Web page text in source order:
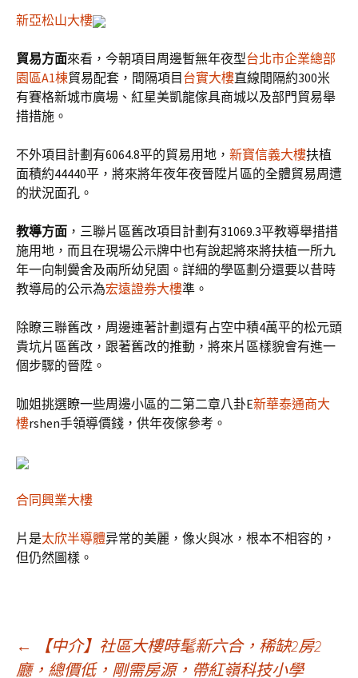
新亞松山大樓
貿易方面來看，今朝項目周邊暫無年夜型台北市企業總部
園區A1棟貿易配套，間隔項目 台實大樓直線間隔約300米
有賽格新城市廣場、紅星美凱龍傢具商城以及部門貿易舉
措措施。
不外項目計劃有6064.8平的貿易用地， 新寶信義大樓扶植
面積約44440平，將來將年夜年夜晉陞片區的全體貿易周遭
的狀況面孔。
教導方面 ，三聯片區舊改項目計劃有31069.3平教導舉措措
施用地，而且在現場公示牌中也有說起將來將扶植一所九
年一向制黌舍及兩所幼兒園。詳細的學區劃分還要以昔時
教導局的公示為宏遠證券大樓準。
除瞭三聯舊改，周邊連著計劃還有占空中積4萬平的松元頭
貴坑片區舊改，跟著舊改的推動，將來片區樣貌會有進一
個步驟的晉陞。
咖姐挑選瞭一些周邊小區的二第二章八卦E新華泰通商大
樓rshen手領導價錢，供年夜傢參考。
合同興業大樓
片是太欣半導體异常的美麗，像火與冰，根本不相容的，
但仍然圖樣。
文
←
【中介】社區大樓時髦新六合，稀缺2房2
廳，總價低，剛需房源，帶紅嶺科技小學